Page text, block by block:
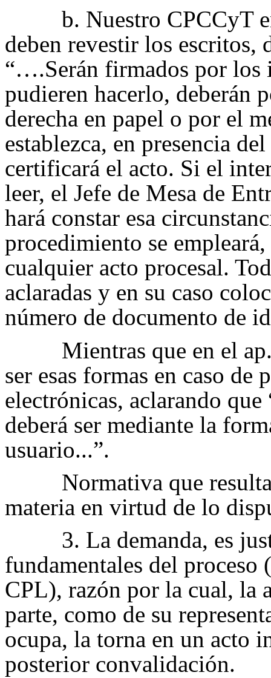
b. Nuestro CPCCyT
deben revestir los escritos,
“….Serán firmados por los
pudieren hacerlo, deberán
derecha en papel o por el
establezca, en presencia
certificará el acto. Si el
leer, el Jefe de Mesa de
hará constar esa
procedimiento se
cualquier acto procesal.
aclaradas y en su caso
número de documento de
Mientras que en el
ser esas formas en caso de
electrónicas, aclarando
deberá ser mediante la
usuario...”.
Normativa que
materia en virtud de lo
3. La demanda, es
fundamentales del
CPL), razón por la cual, la
parte, como de su
ocupa, la torna en un acto
posterior convalidación.